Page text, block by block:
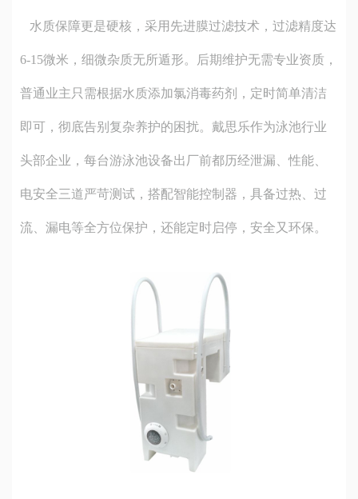
水质保障更是硬核，采用先进膜过滤技术，过滤精度达
6-15微米，细微杂质无所遁形。后期维护无需专业资质，
普通业主只需根据水质添加氯消毒药剂，定时简单清洁
即可，彻底告别复杂养护的困扰。戴思乐作为泳池行业
头部企业，每台游泳池设备出厂前都历经泄漏、性能、
电安全三道严苛测试，搭配智能控制器，具备过热、过
流、漏电等全方位保护，还能定时启停，安全又环保。